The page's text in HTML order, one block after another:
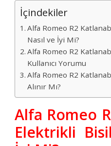
İçindekiler
Alfa Romeo R2
Nasıl ve İyi Mi?
Alfa Romeo R2
Kullanıcı Yorumu
Alfa Romeo R2
Alınır Mı?
Alfa Romeo
Elektrikli